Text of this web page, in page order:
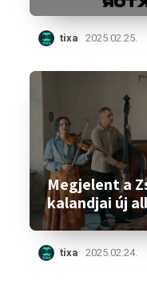
tixa 2025.02.25.
Megjelent a
kalandjai új
tixa 2025.02.24.